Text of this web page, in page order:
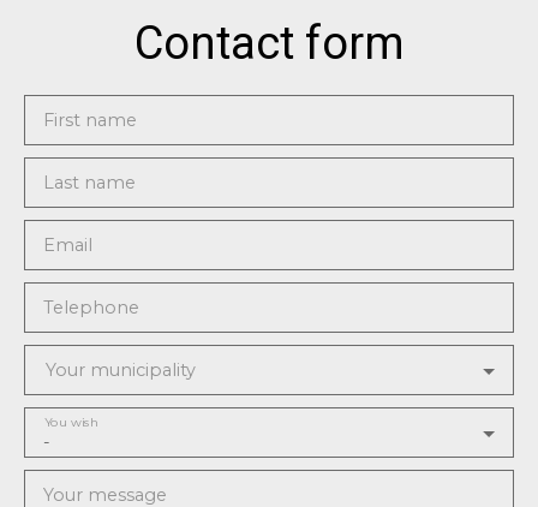
Contact form
First name
Last name
Email
Telephone
Your municipality
-
You wish
Your message